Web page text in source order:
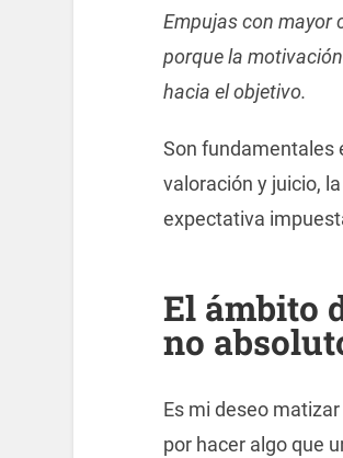
Empujas con mayor
porque la
hacia el objetivo.
Son fundamentales
valoración y juicio,
expectativa
El ámbito
no
Es mi deseo
por hacer algo que